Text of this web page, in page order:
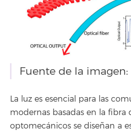
Fuente de la imagen:
La luz es esencial para las
modernas basadas en la fibra
optomecánicos se diseñan a